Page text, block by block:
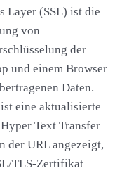
Layer (SSL) ist die
von
der
und einem Browser
Daten.
eine aktualisierte
Text Transfer
der URL angezeigt,
TLS-Zertifikat